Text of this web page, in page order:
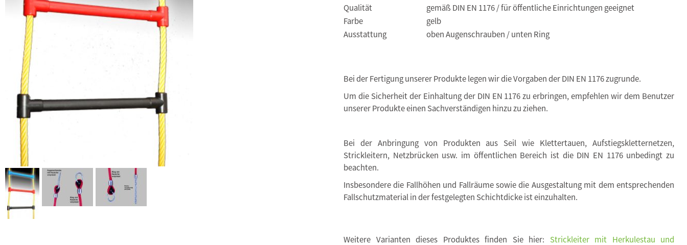
Qualität
gemäß DIN EN 1176 / für öffentliche Einrichtungen geeignet
Farbe
gelb
Ausstattung
oben Augenschrauben / unten Ring
Bei der Fertigung unserer Produkte legen wir die Vorgaben der DIN EN 1176 zugrunde.
Um die Sicherheit der Einhaltung der DIN EN 1176 zu erbringen, empfehlen wir dem Benutzer
unserer Produkte einen Sachverständigen hinzu zu ziehen.
Bei der Anbringung von Produkten aus Seil wie Klettertauen, Aufstiegskletternetzen,
Strickleitern, Netzbrücken usw. im öffentlichen Bereich ist die DIN EN 1176 unbedingt zu
beachten.
Insbesondere die Fallhöhen und Fallräume sowie die Ausgestaltung mit dem entsprechenden
Fallschutzmaterial in der festgelegten Schichtdicke ist einzuhalten.
Weitere Varianten dieses Produktes finden Sie hier: Strickleiter mit Herkulestau und